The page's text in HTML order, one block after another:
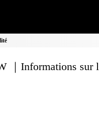
｜Informations sur